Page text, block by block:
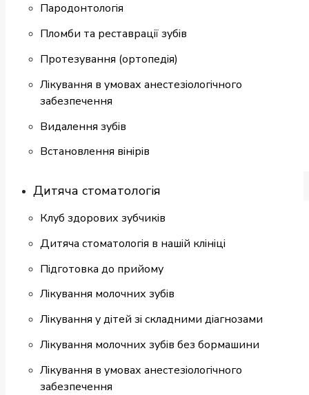
Пародонтологія
Пломби та реставрації зубів
Протезування (ортопедія)
Лікування в умовах анестезіологічного
забезпечення
Видалення зубів
Встановлення вінірів
Дитяча стоматологія
Клуб здорових зубчиків
Дитяча стоматологія в нашій клініці
Підготовка до прийому
Лікування молочних зубів
Лікування у дітей зі складними діагнозами
Лікування молочних зубів без бормашини
Лікування в умовах анестезіологічного
забезпечення